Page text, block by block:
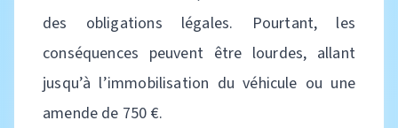
des obligations légales. Pourtant, les
conséquences peuvent être lourdes, allant
jusqu’à l’immobilisation du véhicule ou une
amende de 750 €.